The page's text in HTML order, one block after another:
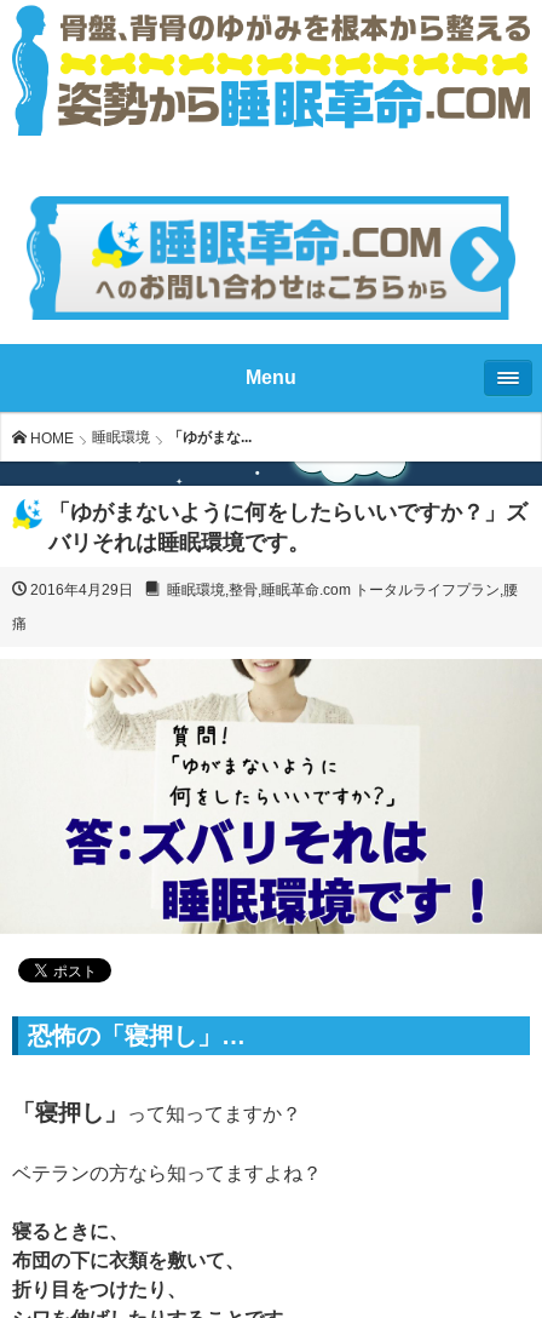
Menu
HOME 睡眠環境 「ゆがまな...
「ゆがまないように何をしたらいいですか？」ズ
バリそれは睡眠環境です。
2016年4月29日 睡眠環境,整骨,睡眠革命.com トータルライフプラン,腰
痛
恐怖の「寝押し」…
「寝押し」 って知ってますか？
ベテランの方なら知ってますよね？
寝るときに、
布団の下に衣類を敷いて、
折り目をつけたり、